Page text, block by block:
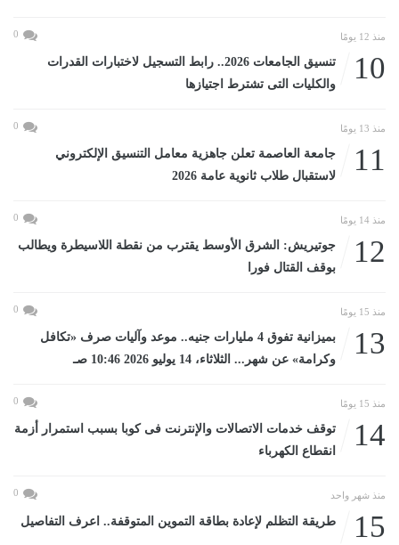
منذ 12 يومًا 0
10
تنسيق الجامعات 2026.. رابط التسجيل لاختبارات القدرات
والكليات التى تشترط اجتيازها
منذ 13 يومًا 0
11
جامعة العاصمة تعلن جاهزية معامل التنسيق الإلكتروني
لاستقبال طلاب ثانوية عامة 2026
منذ 14 يومًا 0
12
جوتيريش: الشرق الأوسط يقترب من نقطة اللاسيطرة ويطالب
بوقف القتال فورا
منذ 15 يومًا 0
13
بميزانية تفوق 4 مليارات جنيه.. موعد وآليات صرف «تكافل
وكرامة» عن شهر... الثلاثاء، 14 يوليو 2026 10:46 صـ
منذ 15 يومًا 0
14
توقف خدمات الاتصالات والإنترنت فى كوبا بسبب استمرار أزمة
انقطاع الكهرباء
منذ شهر واحد 0
15 طريقة التظلم لإعادة بطاقة التموين المتوقفة.. اعرف التفاصيل